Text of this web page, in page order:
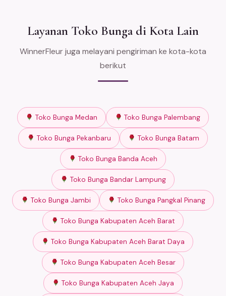
Layanan Toko Bunga di Kota Lain
WinnerFleur juga melayani pengiriman ke kota-kota
berikut
Toko Bunga Medan Toko Bunga Palembang
Toko Bunga Pekanbaru Toko Bunga Batam
Toko Bunga Banda Aceh
Toko Bunga Bandar Lampung
Toko Bunga Jambi Toko Bunga Pangkal Pinang
Toko Bunga Kabupaten Aceh Barat
Toko Bunga Kabupaten Aceh Barat Daya
Toko Bunga Kabupaten Aceh Besar
Toko Bunga Kabupaten Aceh Jaya